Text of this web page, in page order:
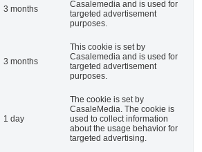
3 months
Casalemedia and is used for
targeted advertisement
purposes.
3 months
This cookie is set by
Casalemedia and is used for
targeted advertisement
purposes.
1 day
The cookie is set by
CasaleMedia. The cookie is
used to collect information
about the usage behavior for
targeted advertising.